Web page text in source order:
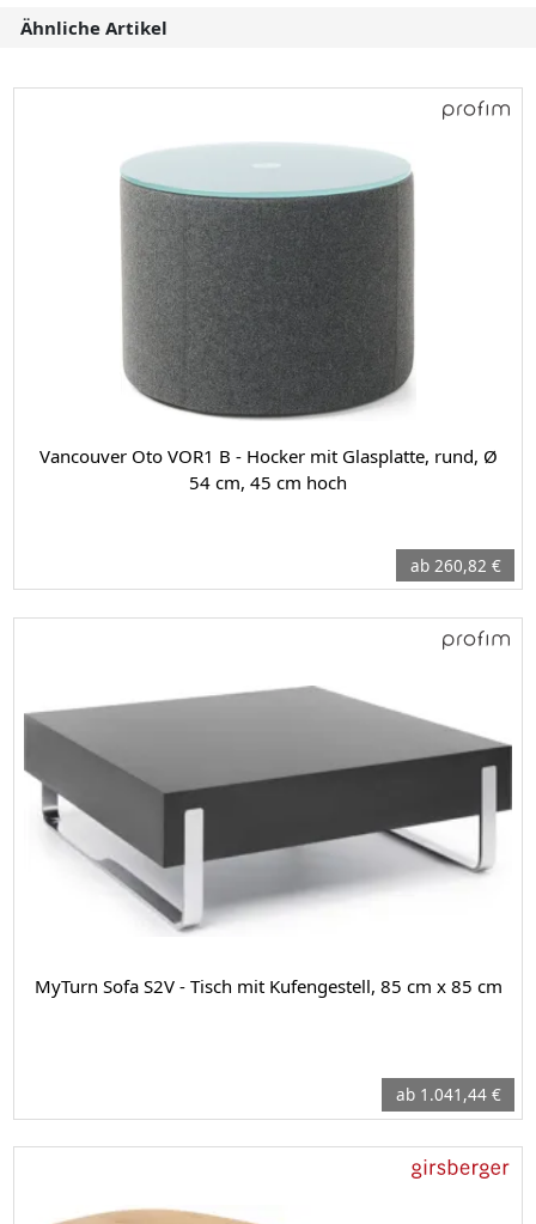
Ähnliche Artikel
Vancouver Oto VOR1 B - Hocker mit Glasplatte, rund, Ø
54 cm, 45 cm hoch
ab 260,82 €
MyTurn Sofa S2V - Tisch mit Kufengestell, 85 cm x 85 cm
ab 1.041,44 €